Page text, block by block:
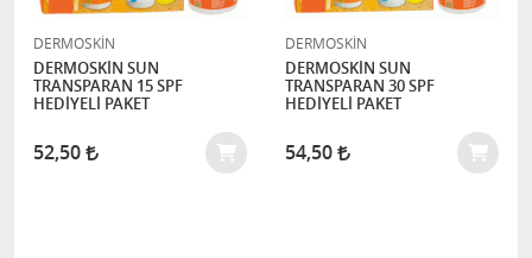
DERMOSKİN
DERMOSKİN SUN
TRANSPARAN 15 SPF
HEDİYELİ PAKET
52,50
DERMOSKİN
DERMOSKİN SUN
TRANSPARAN 30 SPF
HEDİYELİ PAKET
54,50